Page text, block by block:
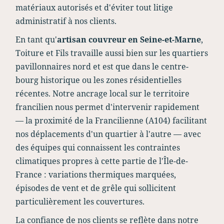
matériaux autorisés et d'éviter tout litige
administratif à nos clients.
En tant qu'artisan couvreur en Seine-et-Marne,
Toiture et Fils travaille aussi bien sur les quartiers
pavillonnaires nord et est que dans le centre-
bourg historique ou les zones résidentielles
récentes. Notre ancrage local sur le territoire
francilien nous permet d'intervenir rapidement
— la proximité de la Francilienne (A104) facilitant
nos déplacements d'un quartier à l'autre — avec
des équipes qui connaissent les contraintes
climatiques propres à cette partie de l'Île-de-
France : variations thermiques marquées,
épisodes de vent et de grêle qui sollicitent
particulièrement les couvertures.
La confiance de nos clients se reflète dans notre